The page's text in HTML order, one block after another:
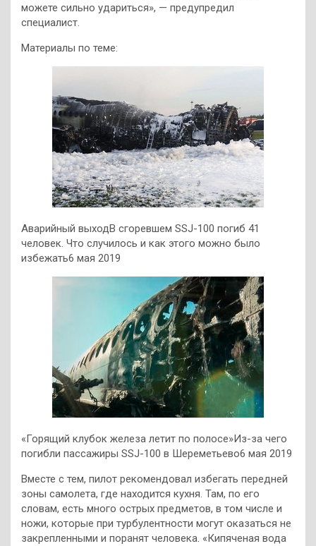
можете сильно удариться», — предупредил
специалист.
Материалы по теме:
Аварийный выходВ сгоревшем SSJ-100 погиб 41
человек. Что случилось и как этого можно было
избежать6 мая 2019
«Горящий клубок железа летит по полосе»Из-за чего
погибли пассажиры SSJ-100 в Шереметьево6 мая 2019
Вместе с тем, пилот рекомендовал избегать передней
зоны самолета, где находится кухня. Там, по его
словам, есть много острых предметов, в том числе и
ножи, которые при турбулентности могут оказаться не
закрепленными и поранят человека. «Кипяченая вода